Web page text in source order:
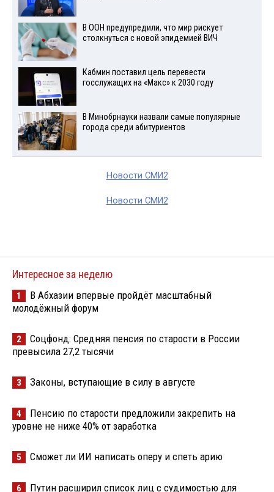
В ООН предупредили, что мир рискует
столкнуться с новой эпидемией ВИЧ
Кабмин поставил цель перевести
госслужащих на «Макс» к 2030 году
В Минобрнауки назвали самые популярные
города среди абитуриентов
Новости СМИ2
Новости СМИ2
Интересное за неделю
1
В Абхазии впервые пройдёт масштабный
молодёжный форум
2
Соцфонд: Средняя пенсия по старости в России
превысила 27,2 тысячи
3 Законы, вступающие в силу в августе
4
Пенсию по старости предложили закрепить на
уровне не ниже 40% от заработка
5 Сможет ли ИИ написать оперу и спеть арию
6
Путин расширил список лиц с судимостью для